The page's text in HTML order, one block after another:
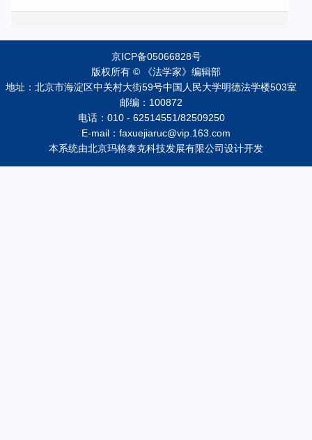
京ICP备05066828号
版权所有 © 《法学家》编辑部
地址：北京市海淀区中关村大街59号中国人民大学明德法学楼503室
邮编：100872
电话：010 - 62514551/82509250
E-mail：faxuejiaruc@vip.163.com
本系统由北京玛格泰克科技发展有限公司设计开发